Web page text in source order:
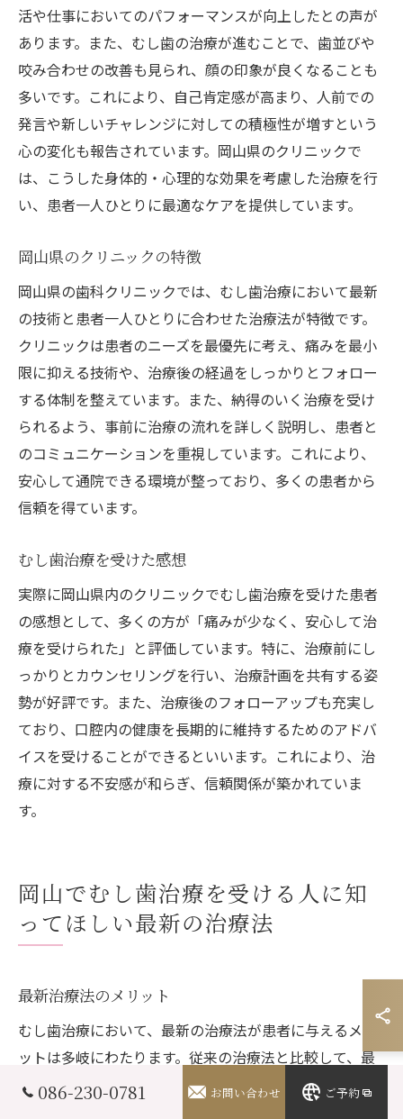
活や仕事においてのパフォーマンスが向上したとの声が
あります。また、むし歯の治療が進むことで、歯並びや
咬み合わせの改善も見られ、顔の印象が良くなることも
多いです。これにより、自己肯定感が高まり、人前での
発言や新しいチャレンジに対しての積極性が増すという
心の変化も報告されています。岡山県のクリニックで
は、こうした身体的・心理的な効果を考慮した治療を行
い、患者一人ひとりに最適なケアを提供しています。
岡山県のクリニックの特徴
岡山県の歯科クリニックでは、むし歯治療において最新
の技術と患者一人ひとりに合わせた治療法が特徴です。
クリニックは患者のニーズを最優先に考え、痛みを最小
限に抑える技術や、治療後の経過をしっかりとフォロー
する体制を整えています。また、納得のいく治療を受け
られるよう、事前に治療の流れを詳しく説明し、患者と
のコミュニケーションを重視しています。これにより、
安心して通院できる環境が整っており、多くの患者から
信頼を得ています。
むし歯治療を受けた感想
実際に岡山県内のクリニックでむし歯治療を受けた患者
の感想として、多くの方が「痛みが少なく、安心して治
療を受けられた」と評価しています。特に、治療前にし
っかりとカウンセリングを行い、治療計画を共有する姿
勢が好評です。また、治療後のフォローアップも充実し
ており、口腔内の健康を長期的に維持するためのアドバ
イスを受けることができるといいます。これにより、治
療に対する不安感が和らぎ、信頼関係が築かれていま
す。
岡山でむし歯治療を受ける人に知
ってほしい最新の治療法
最新治療法のメリット
むし歯治療において、最新の治療法が患者に与えるメリ
ットは多岐にわたります。従来の治療法と比較して、最
新技術は痛みを最小限に抑え、治療時間を短縮すること
086-230-0781 お問い合わせ ご予約